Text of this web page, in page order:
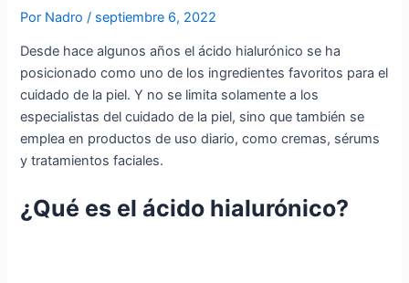
Por Nadro/ septiembre 6, 2022
Desde hace algunos años el ácido hialurónico se ha
posicionado como uno de los ingredientes favoritos para el
cuidado de la piel. Y no se limita solamente a los
especialistas del cuidado de la piel, sino que también se
emplea en productos de uso diario, como cremas, sérums
y tratamientos faciales.
¿Qué es el ácido hialurónico?